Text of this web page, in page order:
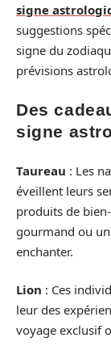
signe
suggestions
signe du
prévisions
Des
signe
Taureau : Les
éveillent leurs
produits de
gourmand ou
enchanter.
Lion : Ces
leur des
voyage exclusif